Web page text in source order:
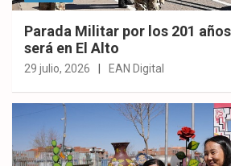
Parada Militar por los 201
será en El Alto
29 julio, 2026 EAN Digital